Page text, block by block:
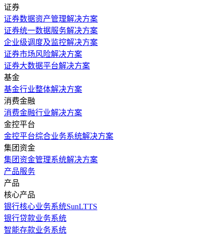
证券
证券数据资产管理解决方案
证券统一数据服务解决方案
企业级调度及监控解决方案
证券市场风险解决方案
证券大数据平台解决方案
基金
基金行业整体解决方案
消费金融
消费金融行业解决方案
金控平台
金控平台综合业务系统解决方案
集团资金
集团资金管理系统解决方案
产品服务
产品
核心产品
银行核心业务系统SunLTTS
银行贷款业务系统
智能存款业务系统